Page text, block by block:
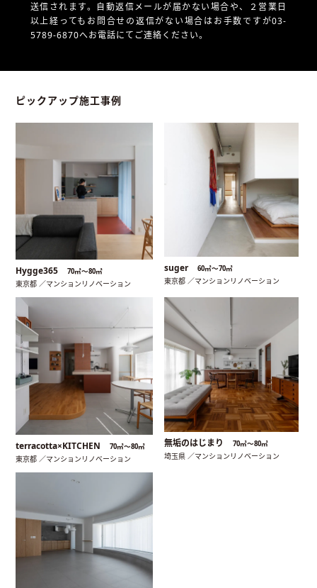
送信されます。自動返信メールが届かない場合や、
２営業日
以上経ってもお問合せの返信がない場合はお手数ですが03-
5789-6870へお電話にてご連絡ください。
ピックアップ施工事例
Hygge365 70㎡〜80㎡
東京都 ／マンションリノベーション
suger 60㎡〜70㎡
東京都 ／マンションリノベーション
terracotta×KITCHEN 70㎡〜80㎡
東京都 ／マンションリノベーション
無垢のはじまり 70㎡〜80㎡
埼玉県 ／マンションリノベーション